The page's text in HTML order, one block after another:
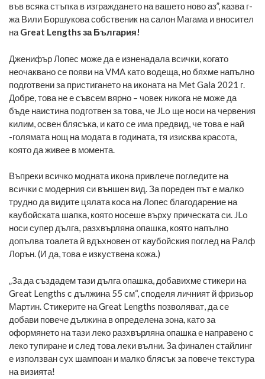
във всяка стъпка в изграждането на вашето ново аз”, казва г-
жа Вили Боршукова собственик на салон Магама и вносител
на Great Lengthsза България!
Дженифър Лопес може да е изненадала всички, когато
неочаквано се появи на VMA като водеща, но бяхме напълно
подготвени за пристигането на иконата на Met Gala 2021 г.
Добре, това не е съвсем вярно – човек никога не може да
бъде наистина подготвен за това, че JLo ще носи на червения
килим, освен блясъка, и като се има предвид, че това е най
-голямата нощ на модата в годината, тя изисква красота,
която да живее в момента.
Въпреки всичко модната икона привлече погледите на
всички с модерния си външен вид. За пореден път е малко
трудно да видите цялата коса на Лопес благодарение на
каубойската шапка, която носеше върху прическата си. JLo
носи супер дълга, разхвърляна опашка, която напълно
допълва тоалета й вдъхновен от каубойския поглед на Ралф
Лорън. (И да, това е изкуствена кожа.)
„За да създадем тази дълга опашка, добавихме стикери на
Great Lengths с дължина 55 см“, споделя личният й фризьор
Мартин. Стикерите на Great Lengths позволяват, да се
добави повече дължина в определена зона, като за
оформянето на тази леко разхвърляна опашка е направено с
леко тупиране и след това леки вълни. За финален стайлинг
е използван сух шампоан и малко блясък за повече текстура
на визията!